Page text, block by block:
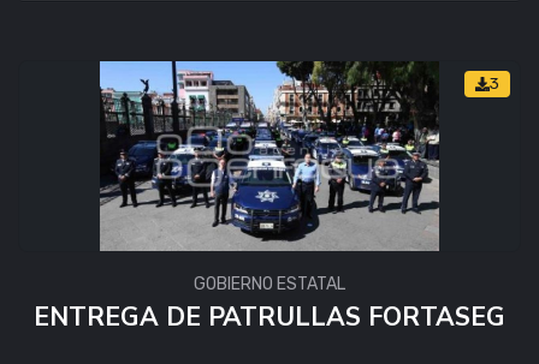
3
GOBIERNO ESTATAL
ENTREGA DE PATRULLAS FORTASEG